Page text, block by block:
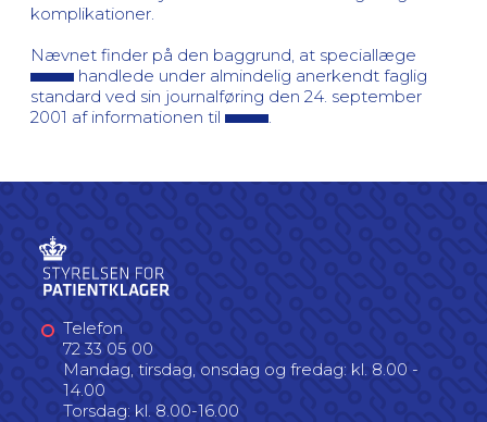
komplikationer.
Nævnet finder på den baggrund, at speciallæge
handlede under almindelig anerkendt faglig
standard ved sin journalføring den 24. september
2001 af informationen til
Telefon
72 33 05 00
Mandag, tirsdag, onsdag og fredag: kl. 8.00 -
14.00
Torsdag: kl. 8.00-16.00